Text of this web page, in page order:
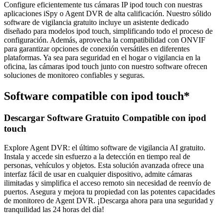
Configure eficientemente tus cámaras IP ipod touch con nuestras
aplicaciones iSpy o Agent DVR de alta calificación. Nuestro sólido
software de vigilancia gratuito incluye un asistente dedicado
diseñado para modelos ipod touch, simplificando todo el proceso de
configuración. Además, aprovecha la compatibilidad con ONVIF
para garantizar opciones de conexión versátiles en diferentes
plataformas. Ya sea para seguridad en el hogar o vigilancia en la
oficina, las cámaras ipod touch junto con nuestro software ofrecen
soluciones de monitoreo confiables y seguras.
Software compatible con ipod touch*
Descargar Software Gratuito Compatible con ipod
touch
Explore Agent DVR: el último software de vigilancia AI gratuito.
Instala y accede sin esfuerzo a la detección en tiempo real de
personas, vehículos y objetos. Esta solución avanzada ofrece una
interfaz fácil de usar en cualquier dispositivo, admite cámaras
ilimitadas y simplifica el acceso remoto sin necesidad de reenvío de
puertos. Asegura y mejora tu propiedad con las potentes capacidades
de monitoreo de Agent DVR. ¡Descarga ahora para una seguridad y
tranquilidad las 24 horas del día!